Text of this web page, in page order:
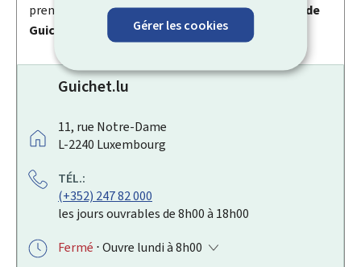
Gérer les cookies
prendre rendez-vous auprès de l’accueil physique de
Guichet.lu
Guichet.lu
A
D
E
S
S
:
11, rue Notre-Dame
L-2240 Luxembourg
TÉL.:
(+352) 247 82 000
les jours ouvrables de 8h00 à 18h00
Fermé ⋅ Ouvre lundi à 8h00